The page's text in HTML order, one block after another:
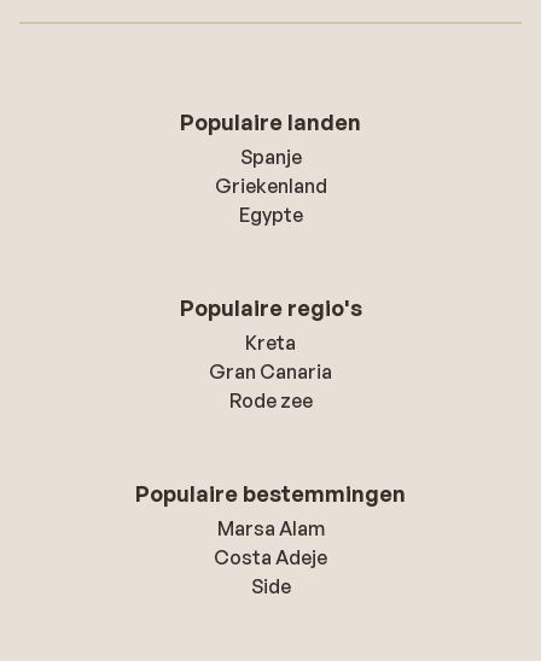
Populaire landen
Spanje
Griekenland
Egypte
Populaire regio's
Kreta
Gran Canaria
Rode zee
Populaire bestemmingen
Marsa Alam
Costa Adeje
Side